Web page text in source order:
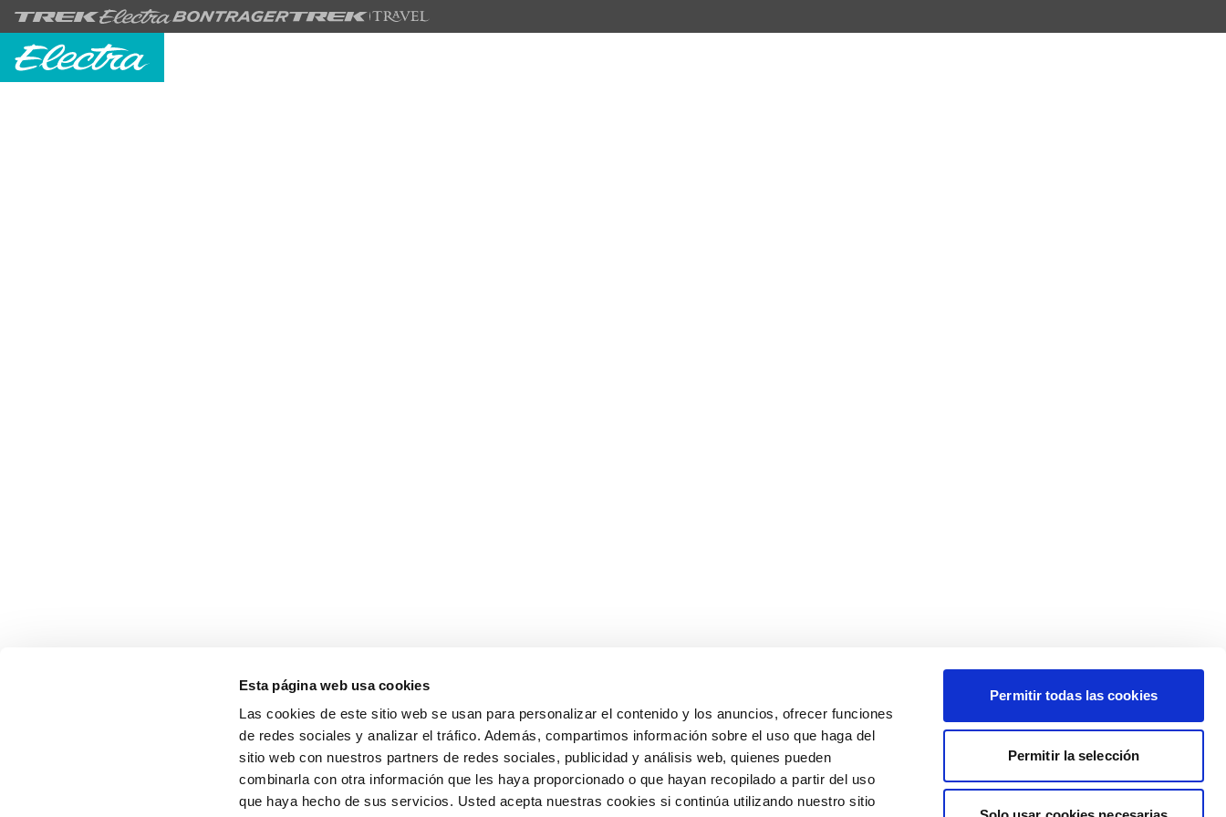
Esta página web usa cookies
Las cookies de este sitio web se usan para personalizar el contenido y los anuncios, ofrecer funciones
de redes sociales y analizar el tráfico. Además, compartimos información sobre el uso que haga del
sitio web con nuestros partners de redes sociales, publicidad y análisis web, quienes pueden
combinarla con otra información que les haya proporcionado o que hayan recopilado a partir del uso
que haya hecho de sus servicios. Usted acepta nuestras cookies si continúa utilizando nuestro sitio
Permitir todas las cookies
Permitir la selección